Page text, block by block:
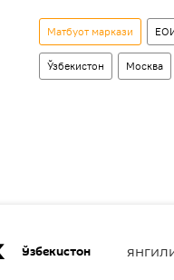
Матбуот маркази
Ўзбекистон Москва
Ўзбекистон